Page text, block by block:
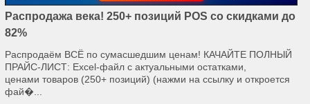
Распродажа века! 250+ позиций POS со скидками до
82%
Распродаём ВСЁ по сумасшедшим ценам! КАЧАЙТЕ ПОЛНЫЙ
ПРАЙС-ЛИСТ: Excel-файл с актуальными остатками,
ценами товаров (250+ позиций) (нажми на ссылку и откроется
фай�...